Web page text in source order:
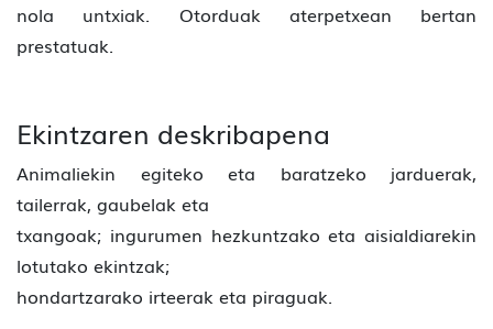
nola untxiak. Otorduak aterpetxean bertan
prestatuak.
Ekintzaren deskribapena
Animaliekin egiteko eta baratzeko jarduerak,
tailerrak, gaubelak eta
txangoak; ingurumen hezkuntzako eta aisialdiarekin
lotutako ekintzak;
hondartzarako irteerak eta piraguak.